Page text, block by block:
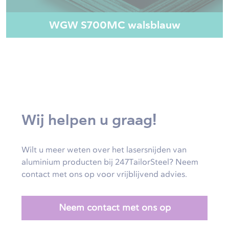
WGW S700MC walsblauw
Wij helpen u graag!
Wilt u meer weten over het lasersnijden van
aluminium producten bij 247TailorSteel? Neem
contact met ons op voor vrijblijvend advies.
Neem contact met ons op